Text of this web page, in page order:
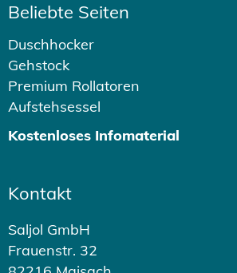
Beliebte Seiten
Duschhocker
Gehstock
Premium Rollatoren
Aufstehsessel
Kostenloses Infomaterial
Kontakt
Saljol GmbH
Frauenstr. 32